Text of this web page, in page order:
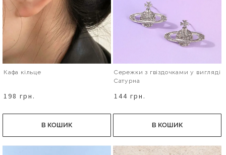
Кафа кільце
198 грн.
В КОШИК
Сережки з гвіздочками у вигляді
Сатурна
144 грн.
В КОШИК